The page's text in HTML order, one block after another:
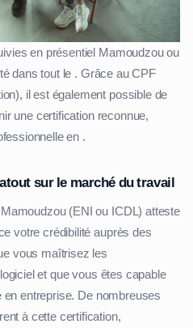
en présentiel Mamoudzou ou
dans tout le . Grâce au CPF
il est également possible de
une certification reconnue,
en .
sur le marché du travail
(ENI ou ICDL) atteste
votre crédibilité auprès des
vous maîtrisez les
et que vous êtes capable
entreprise. De nombreuses
à cette certification,